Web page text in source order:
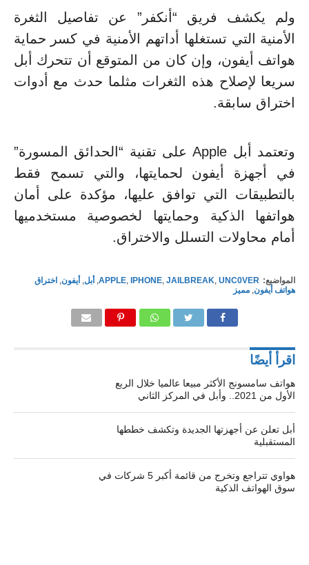
ولم يكشف فريق “أنكفر” عن تفاصيل الثغرة
الأمنية التي تستغلها أداتهم الأمنية في كسر حماية
هواتف أيفون، وإن كان من المتوقع أن تتحرك أبل
سريعا لإصلاح هذه الثغرات مثلما حدث مع أدوات
اختراق سابقة.
وتعتمد أبل Apple على تقنية “الحدائق المسورة”
في أجهزة أيفون لحمايتها، والتي تسمح فقط
بالتطبيقات التي توافق عليها، مؤكدة على أمان
هواتفها الذكية وحمايتها لخصوصية مستخدميها
أمام محاولات التسلل والاختراق.
المواضيع: APPLE ,IPHONE ,JAILBREAK ,UNC0VER
, أبل أيفون, اختراق
هواتف أيفون, مميز
اقرأ أيضًا
هواتف سامسونج الأكثر مبيعا عالميا خلال الربع
الأول من 2021.. وأبل في المركز الثاني
أبل تعلن عن أجهزتها الجديدة وتكشف خططها
المستقبلية
هواوي تتراجع وتخرج من قائمة أكبر 5 شركات في
سوق الهواتف الذكية